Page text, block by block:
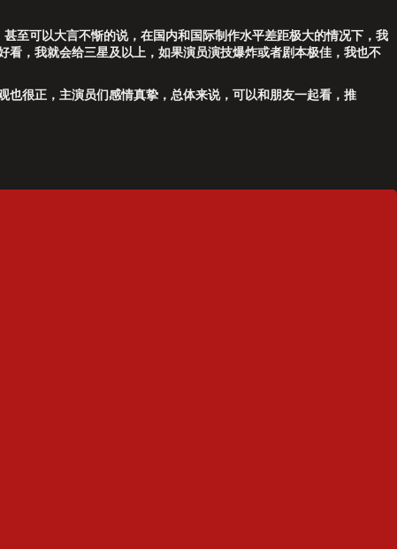
至可以大言不惭的说，在国内和国际制作水平差距极大的情况下，我
，我就会给三星及以上，如果演员演技爆炸或者剧本极佳，我也不
很正，主演员们感情真挚，总体来说，可以和朋友一起看，推